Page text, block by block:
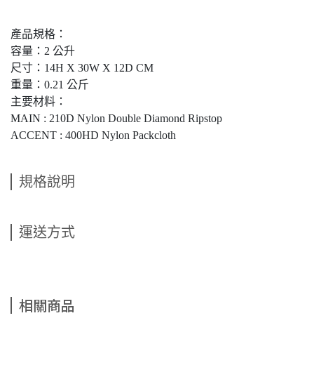
產品規格：
容量：2 公升
尺寸：14H X 30W X 12D CM
重量：0.21 公斤
主要材料：
MAIN : 210D Nylon Double Diamond Ripstop
ACCENT : 400HD Nylon Packcloth
規格說明
運送方式
相關商品